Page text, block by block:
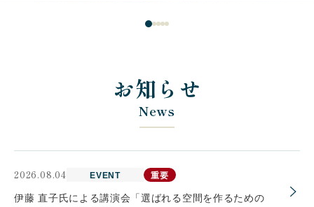
お知らせ
News
2026.08.04 EVENT 重要
伊藤 直子氏による講演会「選ばれる空間を作るための